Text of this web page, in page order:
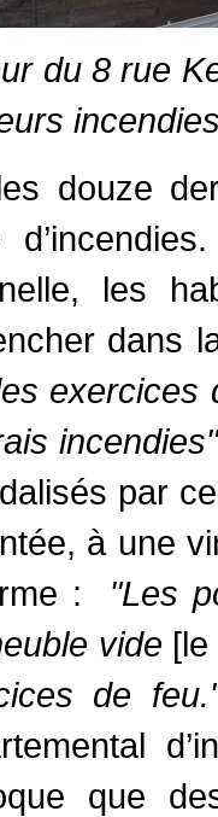
du 8 rue
douze
les
dans
exercices
incendies"
par
à une
: "Les
vide [le
de
que